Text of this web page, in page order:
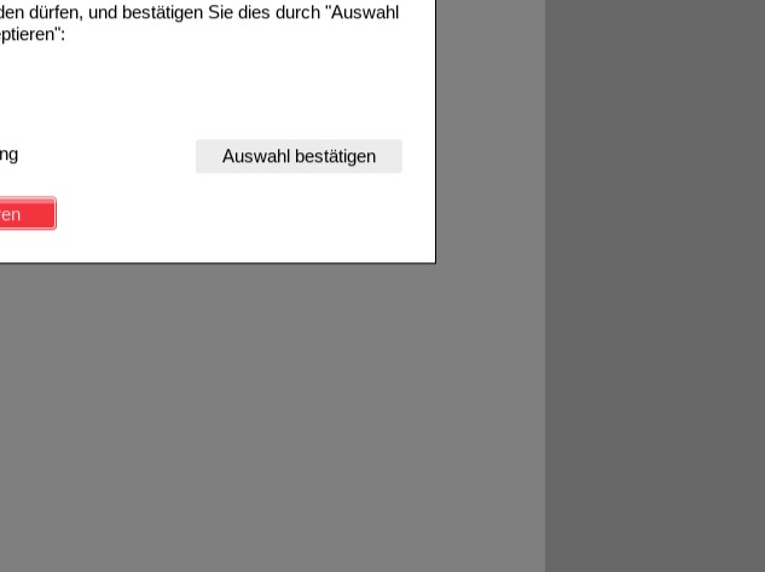
dürfen, und bestätigen Sie dies durch "Auswahl
die Grundfunktionen unserer Website
auf diese nicht verzichtet werden kann.
noch ansprechender zu gestalten,
Seite an bevorzugte Verhaltensweisen (z.B.
können, den Inhalt auf unserer Website aber
Bitte beachten Sie, dass Daten hierfür
werden.
Auswahl bestätigen